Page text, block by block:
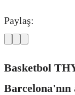
Paylaş:
Basketbol